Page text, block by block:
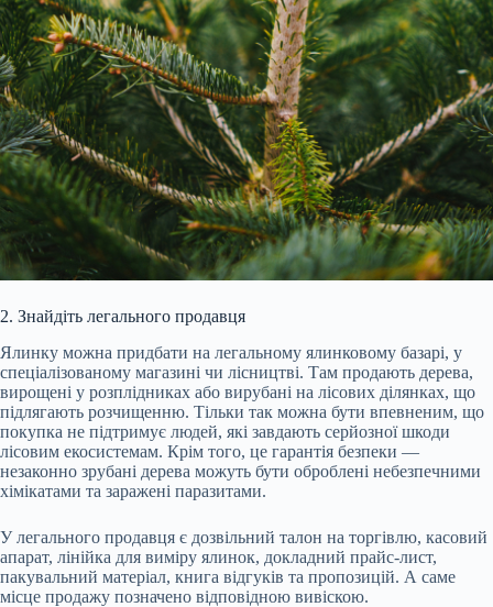
2. Знайдіть легального продавця
Ялинку можна придбати на легальному ялинковому базарі, у
спеціалізованому магазині чи лісництві. Там продають дерева,
вирощені у розплідниках або вирубані на лісових ділянках, що
підлягають розчищенню. Тільки так можна бути впевненим, що
покупка не підтримує людей, які завдають серйозної шкоди
лісовим екосистемам. Крім того, це гарантія безпеки —
незаконно зрубані дерева можуть бути оброблені небезпечними
хімікатами та заражені паразитами.
У легального продавця є дозвільний талон на торгівлю, касовий
апарат, лінійка для виміру ялинок, докладний прайс-лист,
пакувальний матеріал, книга відгуків та пропозицій. А саме
місце продажу позначено відповідною вивіскою.